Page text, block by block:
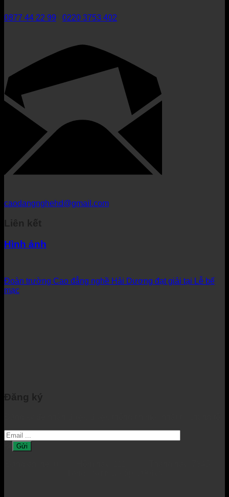
0877 44 22 99 0220 3753 402
caodangnghehd@gmail.com
Liên kết
Hình ảnh
Đoàn trường Cao đẳng nghề Hải Dương đạt giải tại Lễ bế
mạc
Đăng ký